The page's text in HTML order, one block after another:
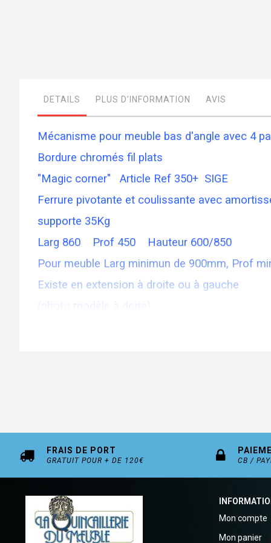
images
DETAILS
Mécanisme pour meuble bas d'angle avec 4
Bordure chromés fil plats
"Magic corner" Article Ref 350+ SIGE
Ferrure pivotante et coulissante avec
supporte 35Kg
Larg 860 Prof 450 Hauteur 600/850
Pour meuble Larg minimun de 900mm, Prof
Existe en extension à droite ou à gauche
(photo modèle à doite)
PLUS D’INFORMATION AVIS
FRAIS DE PORT
GRATUIT POUR + DE 120€ CB /
Mon compte
Mon panier